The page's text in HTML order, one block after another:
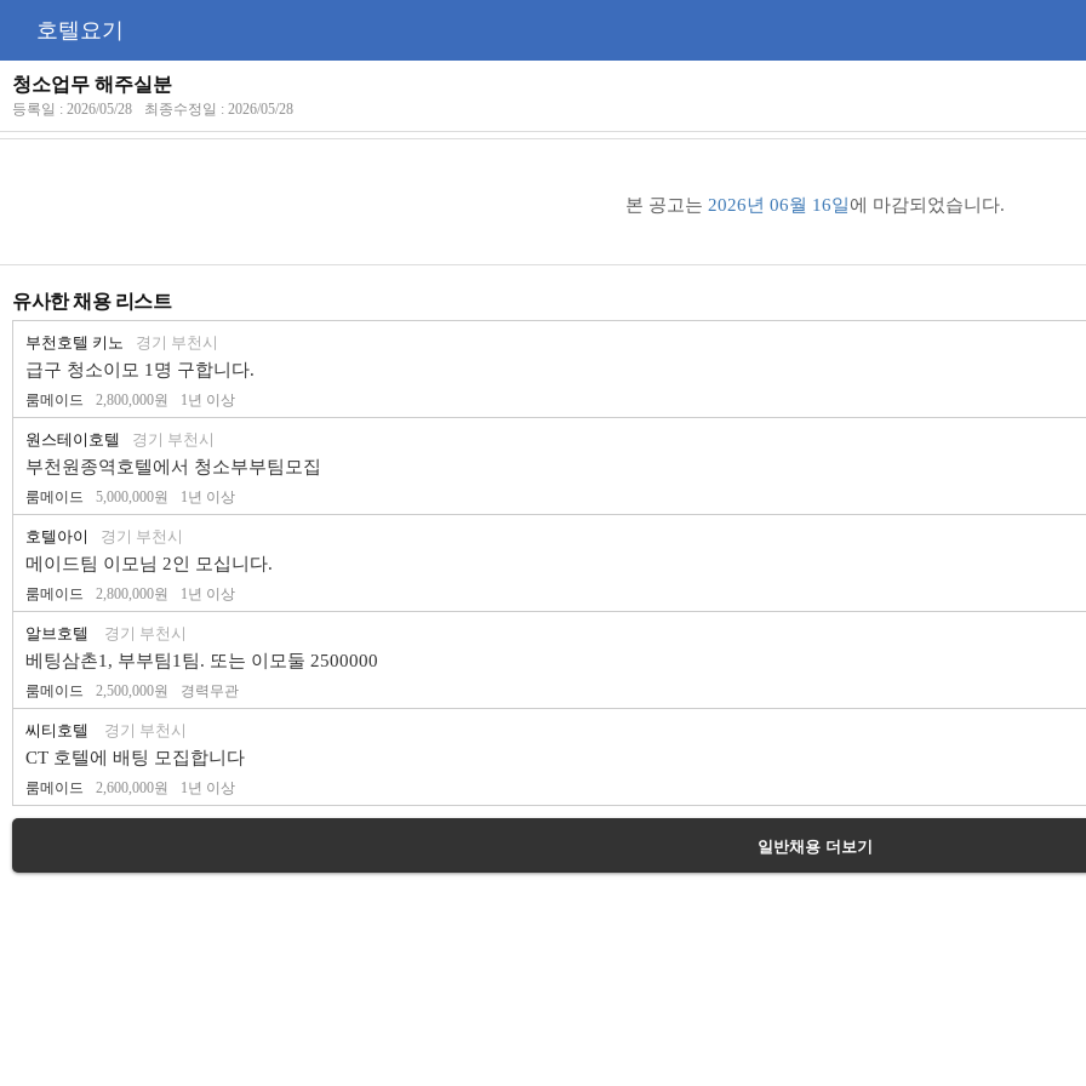
호텔요기
청소업무 해주실분
등록일 : 2026/05/28 최종수정일 : 2026/05/28
본 공고는 2026년 06월 16일에 마감되었습니다.
유사한 채용 리스트
부천호텔 키노 경기 부천시
급구 청소이모 1명 구합니다.
룸메이드 2,800,000원 1년 이상
원스테이호텔 경기 부천시
부천원종역호텔에서 청소부부팀모집
룸메이드 5,000,000원 1년 이상
호텔아이 경기 부천시
메이드팀 이모님 2인 모십니다.
룸메이드 2,800,000원 1년 이상
알브호텔 경기 부천시
베팅삼촌1, 부부팀1팀. 또는 이모둘 2500000
룸메이드 2,500,000원 경력무관
씨티호텔 경기 부천시
CT 호텔에 배팅 모집합니다
룸메이드 2,600,000원 1년 이상
일반채용 더보기